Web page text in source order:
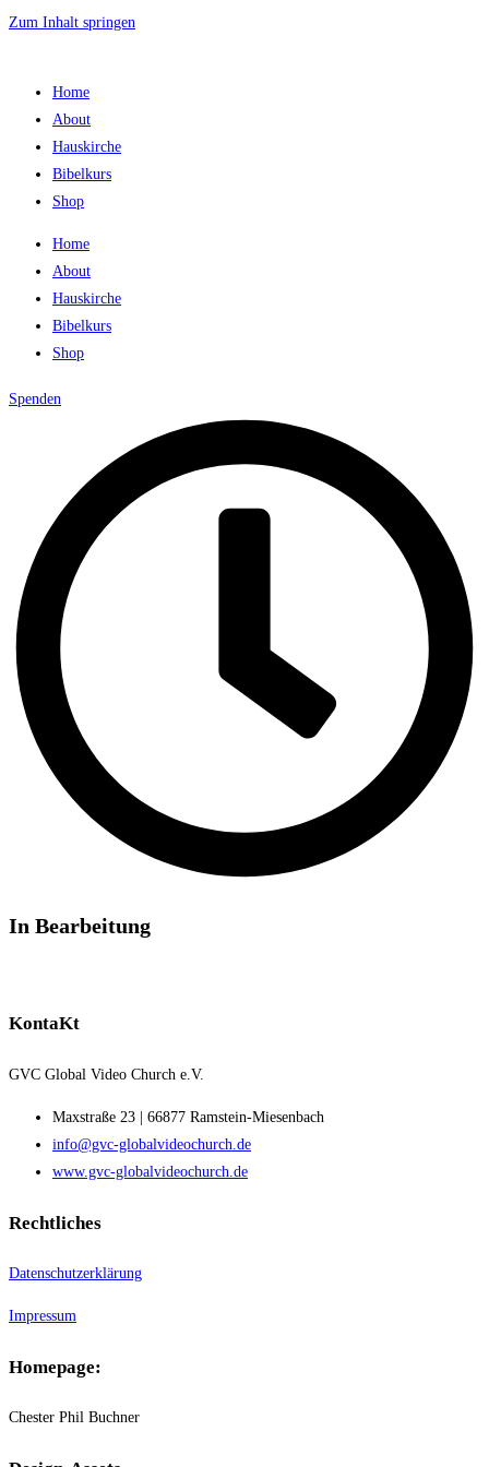
Zum Inhalt springen
Home
About
Hauskirche
Bibelkurs
Shop
Home
About
Hauskirche
Bibelkurs
Shop
Spenden
In Bearbeitung
KontaKt
GVC Global Video Church e.V.
Maxstraße 23 | 66877 Ramstein-Miesenbach
info@gvc-globalvideochurch.de
www.gvc-globalvideochurch.de
Rechtliches
Datenschutzerklärung
Impressum
Homepage:
Chester Phil Buchner